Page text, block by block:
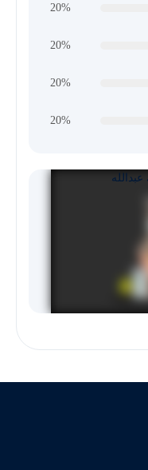
20%
20%
20%
20%